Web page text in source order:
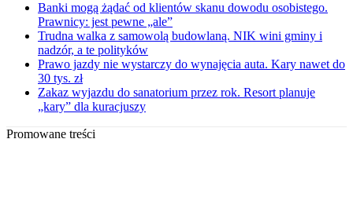
Banki mogą żądać od klientów skanu dowodu osobistego.
Prawnicy: jest pewne „ale”
Trudna walka z samowolą budowlaną. NIK wini gminy i
nadzór, a te polityków
Prawo jazdy nie wystarczy do wynajęcia auta. Kary nawet do
30 tys. zł
Zakaz wyjazdu do sanatorium przez rok. Resort planuje
„kary” dla kuracjuszy
Promowane treści